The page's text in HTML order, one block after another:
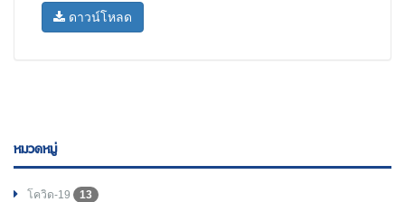
ดาวน์โหลด
หมวดหมู่
โควิด-19
13